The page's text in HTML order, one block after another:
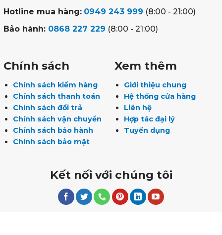
Hotline mua hàng: 0949 243 999 (8:00 - 21:00)
Bảo hành: 0868 227 229 (8:00 - 21:00)
Chính sách
Chính sách kiểm hàng
Chính sách thanh toán
Chính sách đổi trả
Chính sách vận chuyển
Chính sách bảo hành
Chính sách bảo mật
Xem thêm
Giới thiệu chung
Hệ thống cửa hàng
Liên hệ
Hợp tác đại lý
Tuyển dụng
Kết nối với chúng tôi